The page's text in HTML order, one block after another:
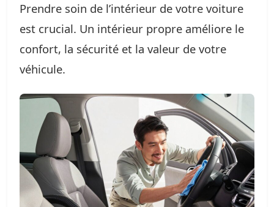
Prendre soin de l’intérieur de votre voiture
est crucial. Un intérieur propre améliore le
confort, la sécurité et la valeur de votre
véhicule.